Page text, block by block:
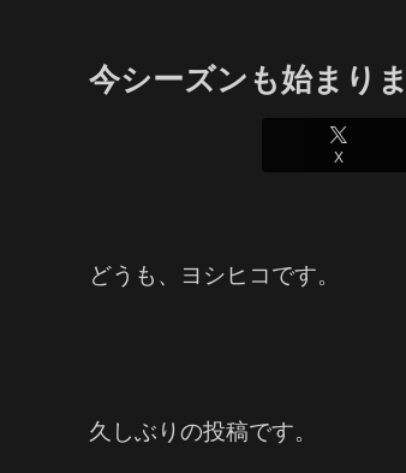
今シーズンも始まり
X
どうも、ヨシヒコです。
久しぶりの投稿です。